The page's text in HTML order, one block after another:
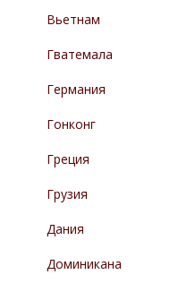
Вьетнам
Гватемала
Германия
Гонконг
Греция
Грузия
Дания
Доминикана